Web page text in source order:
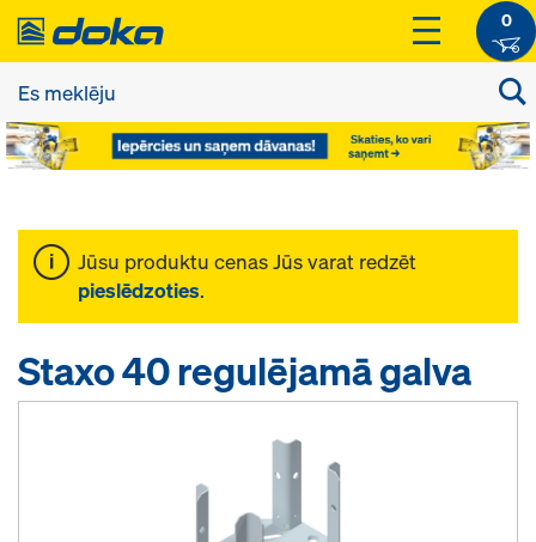
0
Jūsu produktu cenas Jūs varat redzēt
pieslēdzoties.
Staxo 40 regulējamā galva